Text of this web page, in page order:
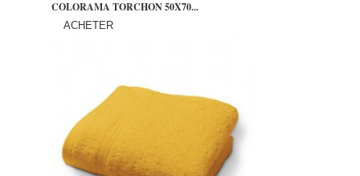
COLORAMA TORCHON 50X70...
ACHETER